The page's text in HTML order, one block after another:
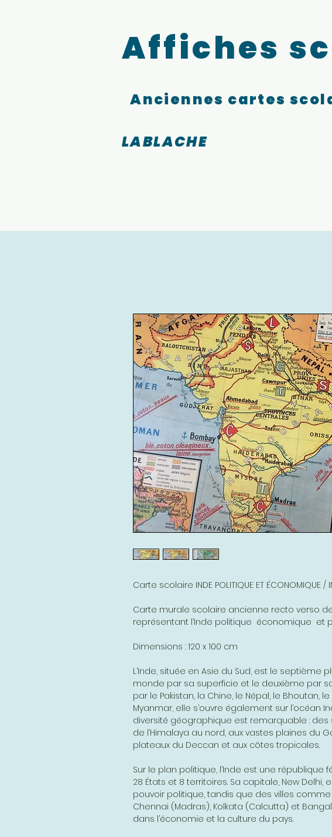
Affiches
Anciennes cartes
LABLACHE
Carte scolaire INDE POLITIQUE ET ÉCONOMIQUE /
Carte murale scolaire ancienne recto verso
représentant l’Inde politique économique et
Dimensions : 120 x 100 cm
L’Inde, située en Asie du Sud, est le septième
monde par sa superficie et le deuxième par
par le Pakistan, la Chine, le Népal, le Bhoutan,
Myanmar, elle s’ouvre également sur l’océan
diversité géographique est remarquable :
de l’Himalaya au nord, aux vastes plaines du
plateaux du Deccan et aux côtes tropicales.
Sur le plan politique, l’Inde est une
28 États et 8 territoires. Sa capitale, New Delhi,
pouvoir politique, tandis que des villes
Chennai (Madras), Kolkata (Calcutta) et
dans l’économie et la culture du pays.